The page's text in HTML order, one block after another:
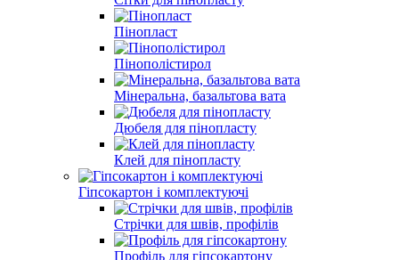
Пінополіетилен
Сітки для пінопласту
Пінопласт
Пінополістирол
Мінеральна, базальтова вата
Дюбеля для пінопласту
Клей для пінопласту
Гіпсокартон і комплектуючі